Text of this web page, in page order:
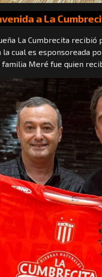
a La
La Cumbrecita
la cual es esponsoreada
familia Meré fue quien